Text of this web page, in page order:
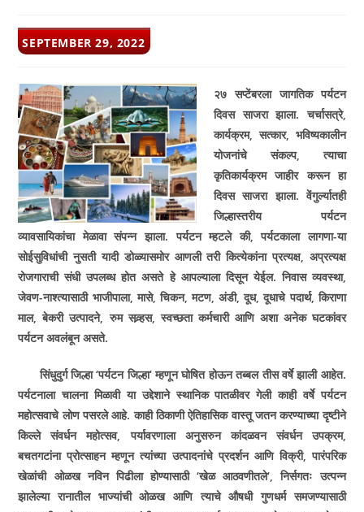
POST
PUBLISHED:
SEPTEMBER 29, 2022
२७ सप्टेंबरला जागतिक पर्यटन
दिवस साजरा झाला. चर्चासत्रे,
कार्यक्रम,सत्कार, भविष्यकालीन
योजनांचे संकल्प,त्याचा
कृतिकार्यक्रम जाहीर करून हा
दिवस साजरा झाला. वेंगुर्ल्यातही
जिल्हास्तरीय पर्यटन
व्यावसायिकांचा मेळावा संपन्न झाला.पर्यटन म्हटले की,पर्यटकाला लागणा-या
सोईसुविधांची नुसती यादी डोळ्यासमोर आणली तरी कित्येकांना प्रत्यक्ष, अप्रत्यक्ष
रोजगाराची संधी उपलब्ध होत असते हे आपल्याला दिसून येईल. निवास व्यवस्था,
जेवण-नाश्त्यासाठी भाजीपाला,मासे,चिकन,मटण,अंडी,दूध,दूधाचे पदार्थ,किराणा
माल,बेकरी उत्पादने,रुम सव्र्हस,स्वच्छता कर्मचारी आणि अशा अनेक घटकांवर
पर्यटन अवलंबून असते.
सिंधुदुर्ग जिल्हा‘पर्यटन जिल्हा‘म्हणून घोषित होऊन तब्बल तीस वर्षे झाली आहेत.
पर्यटनाला चालना मिळावी या उद्देशाने स्थानिक पातळीवर गेली काही वर्षे पर्यटन
महोत्सवाचे लोण पसरले आहे. काही ठिकाणी ऐतिहासिक वास्तू जतन करण्याच्या दृष्टीने
किल्ले संवर्धन महोत्सव,पर्यावरणाला अनुसरुन कांदळवन संवर्धन उपक्रम,
बचतगटांना प्रोत्साहन म्हणून त्यांच्या उत्पादनांचे प्रदर्शन आणि विक्री,पारंपरिक
खेळांची ओळख नविन पिढीला होण्यासाठी‘खेळ आठवणीतले‘,निर्सगतः उत्पन्न
झालेल्या रानातील भाज्यांची ओळख आणि त्याचे औषधी गुणधर्म समजण्यासाठी